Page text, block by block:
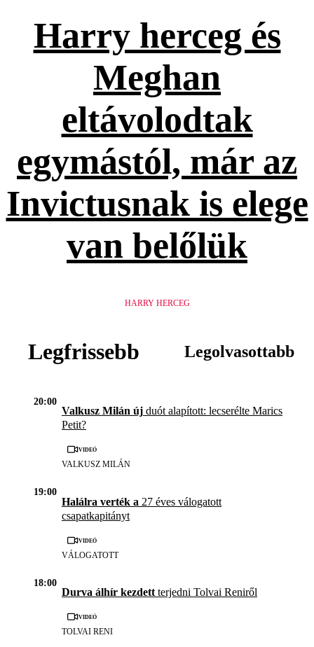
Harry herceg és
Meghan
eltávolodtak
egymástól, már az
Invictusnak is elege
van belőlük
HARRY HERCEG
Legfrissebb Legolvasottabb
20:00
Valkusz Milán új duót alapított: lecserélte Marics
Petit?
Videó
VALKUSZ MILÁN
19:00
Halálra verték a 27 éves válogatott
csapatkapitányt
Videó
VÁLOGATOTT
18:00
Durva álhír kezdett terjedni Tolvai Reniről
Videó
TOLVAI RENI